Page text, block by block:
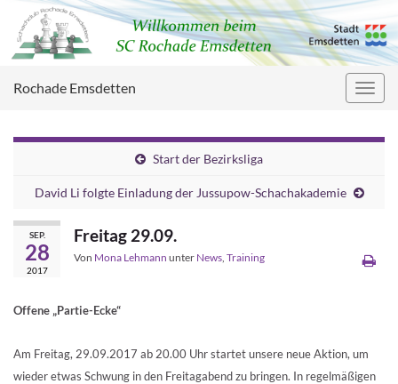
Rochade Emsdetten
Start der Bezirksliga
David Li folgte Einladung der Jussupow-Schachakademie
SEP.
28
2017
Freitag 29.09.
Von Mona Lehmann unter News Training
Offene „Partie-Ecke“
Am Freitag, 29.09.2017 ab 20.00 Uhr startet unsere neue Aktion, um
wieder etwas Schwung in den Freitagabend zu bringen. In regelmäßigen